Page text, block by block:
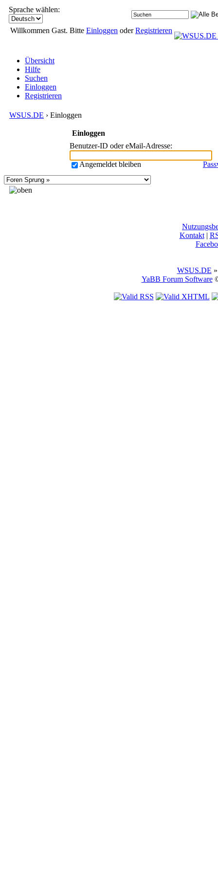
Sprache wählen:
Willkommen Gast. Bitte Einloggen oderRegistrieren
Übersicht
Hilfe
Suchen
Einloggen
Registrieren
WSUS.DE › Einloggen
Einloggen
Benutzer-ID oder eMail-Adresse:
Angemeldet bleiben
Kontakt|
WSUS.DE
YaBB Forum Software©